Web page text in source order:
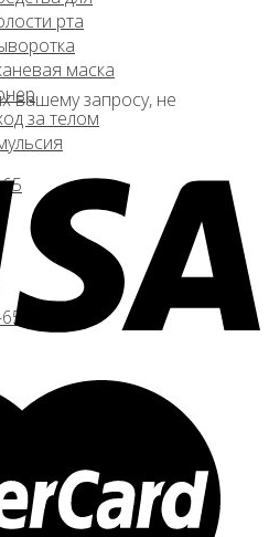
рта
маска
за телом
вашему запросу, не